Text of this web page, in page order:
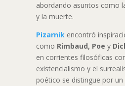
abordando asuntos como
y la muerte.
Pizarnikencontró
como Rimbaud, Poe y
en corrientes filosóficas
existencialismo y el
poético se distingue por